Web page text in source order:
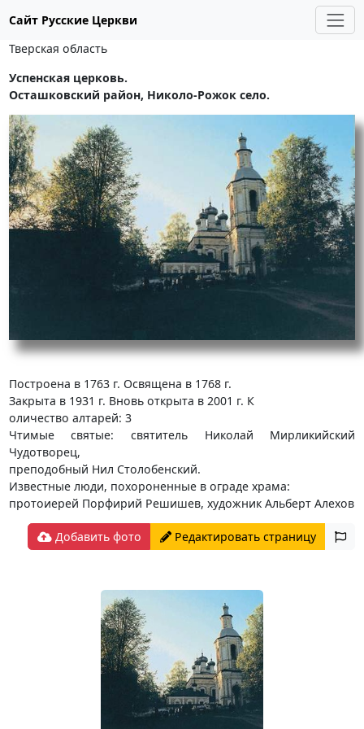
Сайт Русские Церкви
Тверская область
Успенская церковь.
Осташковский район, Николо-Рожок село.
Построена в 1763 г. Освящена в 1768 г.
Закрыта в 1931 г. Вновь открыта в 2001 г. К
оличество алтарей: 3
Чтимые святые: святитель Николай Мирликийский
Чудотворец,
преподобный Нил Столобенский.
Известные люди, похороненные в ограде храма:
протоиерей Порфирий Решишев, художник Альберт Алехов
Добавить фото Редактировать страницу